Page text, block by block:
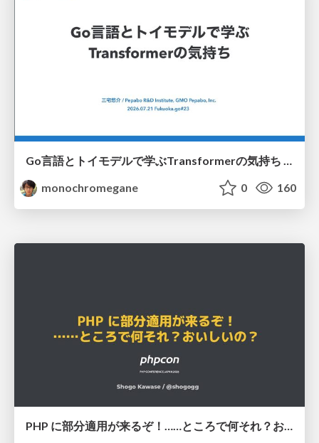
Go言語とトイモデルで学ぶTransformerの気持ち / fukuokago23-transformer
monochromegane
0 160